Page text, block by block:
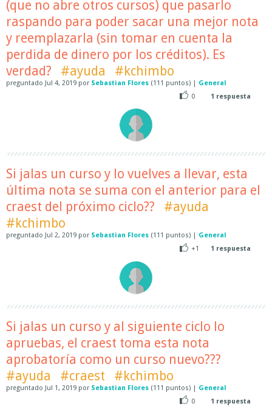
(que no abre otros cursos) que pasarlo
raspando para poder sacar una mejor nota
y reemplazarla (sin tomar en cuenta la
perdida de dinero por los créditos). Es
verdad?
#ayuda #kchimbo
preguntado Jul 4, 2019 por Sebastian Flores (111 puntos) | General
0
1 respuesta
Si jalas un curso y lo vuelves a llevar, esta
última nota se suma con el anterior para el
craest del próximo ciclo??
#ayuda
#kchimbo
preguntado Jul 2, 2019 por Sebastian Flores (111 puntos) | General
+1
1 respuesta
Si jalas un curso y al siguiente ciclo lo
apruebas, el craest toma esta nota
aprobatoría como un curso nuevo???
#ayuda
#craest #kchimbo
preguntado Jul 1, 2019 por Sebastian Flores (111 puntos) | General
0
1 respuesta